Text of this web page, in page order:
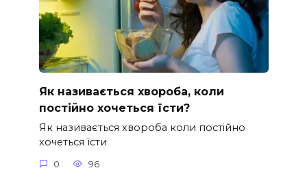
Як називається хвороба, коли
постійно хочеться їсти?
Як називається хвороба коли постійно
хочеться їсти
0 96